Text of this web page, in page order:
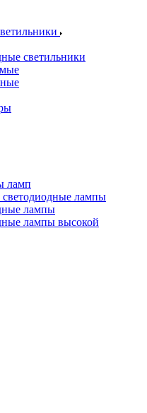
светильники
ламп
лампы
лампы
лампы высокой